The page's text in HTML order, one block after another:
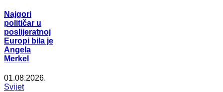
Najgori
političar u
poslijeratnoj
Europi bila je
Angela
Merkel
01.08.2026.
Svijet